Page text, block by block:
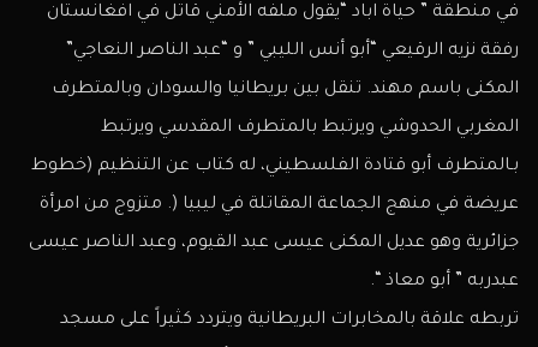
في منطقة ” حياة اباد “يقول ملفه الأمني قاتل في افغانستان
رفقة نزيه الرقيعي “أبو أنس الليبي ” و “عبد الناصر النعاجي”
المكنى باسم مهند. تنقل بين بريطانيا والسودان وبالمتطرف
المغربي الحدوشي ويرتبط بالمتطرف المقدسي ويرتبط
بـالمتطرف أبو قتادة الفلسطيني‎، له كتاب عن التنظيم (خطوط
عريضة في منهج الجماعة المقاتلة في ليبيا (. متزوج من امرأة
جزائرية وهو عديل المكنى عيسى عبد القيوم، وعبد الناصر عيسى
عبدربه ” أبو معاذ “.
تربطه علاقة بالمخابرات البريطانية ويتردد كثيراً على مسجد